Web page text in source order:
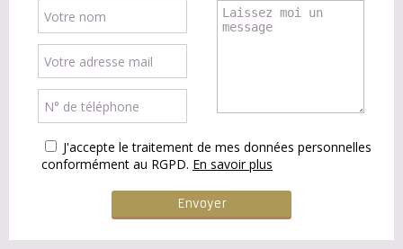
J'accepte le traitement de mes données personnelles
conformément au RGPD. En savoir plus